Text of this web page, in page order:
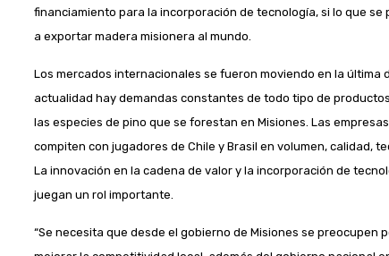
financiamiento para la incorporación de tecnología, si lo que se
a exportar madera misionera al mundo.
Los mercados internacionales se fueron moviendo en la última
actualidad hay demandas constantes de todo tipo de
las especies de pino que se forestan en Misiones. Las
compiten con jugadores de Chile y Brasil en volumen, calidad,
La innovación en la cadena de valor y la incorporación de
juegan un rol importante.
“Se necesita que desde el gobierno de Misiones se preocupen